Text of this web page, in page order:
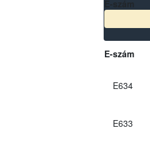
E-szám
E634
E633